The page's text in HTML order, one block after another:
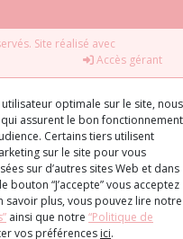
Site réalisé avec
Accès gérant
optimale sur le site, nous
assurent le bon fonctionnement
Certains tiers utilisent
sur le site pour vous
sur d’autres sites Web et dans
“J’accepte” vous acceptez
savoir plus, vous pouvez lire notre
ainsi que notre “Politique de
vos préférences ici.